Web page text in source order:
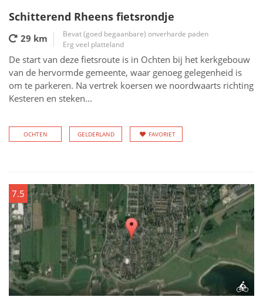
Schitterend Rheens fietsrondje
29 km
Bevat (goed begaanbare) onverharde paden
Erg veel platteland
De start van deze fietsroute is in Ochten bij het kerkgebouw
van de hervormde gemeente, waar genoeg gelegenheid is
om te parkeren. Na vertrek koersen we noordwaarts richting
Kesteren en steken...
OCHTEN GELDERLAND FAVORIET
7.5